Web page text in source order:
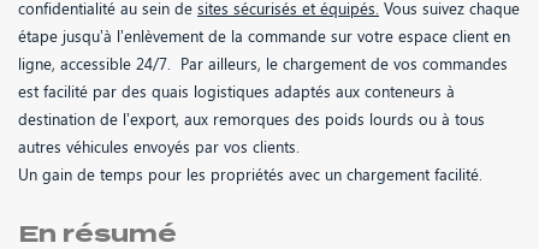
confidentialité au sein de sites sécurisés et équipés. Vous suivez chaque
étape jusqu’à l’enlèvement de la commande sur votre espace client en
ligne, accessible 24/7.
Par ailleurs, le chargement de vos commandes
est facilité par des quais logistiques adaptés aux conteneurs à
destination de l’export, aux remorques des poids lourds ou à tous
autres véhicules envoyés par vos clients.
Un gain de temps pour les propriétés avec un chargement facilité.
En résumé